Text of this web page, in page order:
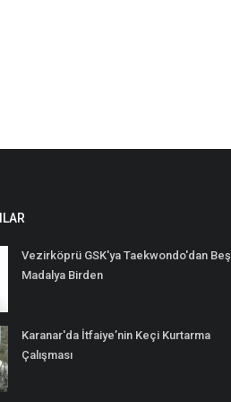
Vezirköprü GSK'ya Taekwondo'dan Beş
Madalya Birden
Karanar'da İtfaiye’nin Keçi Kurtarma
Çalışması